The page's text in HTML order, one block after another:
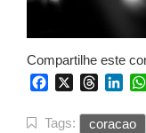
Compartilhe este
FacebookThreads
Tags: coracao